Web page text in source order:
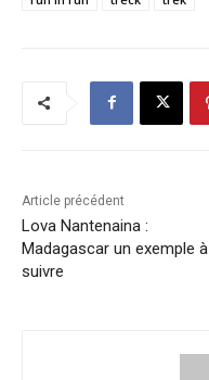
Article précédent
Lova Nantenaina :
Madagascar un exemple à
suivre